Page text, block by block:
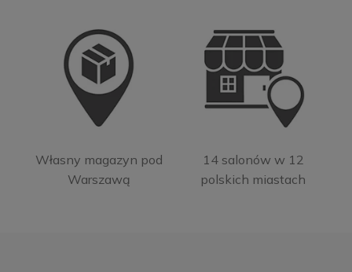
Własny magazyn pod
Warszawą
14 salonów w 12
polskich miastach